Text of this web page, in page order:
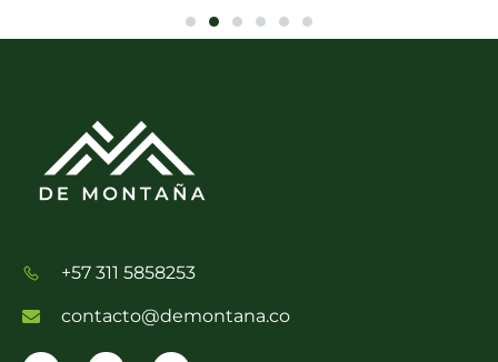
+57 311 5858253
contacto@demontana.co